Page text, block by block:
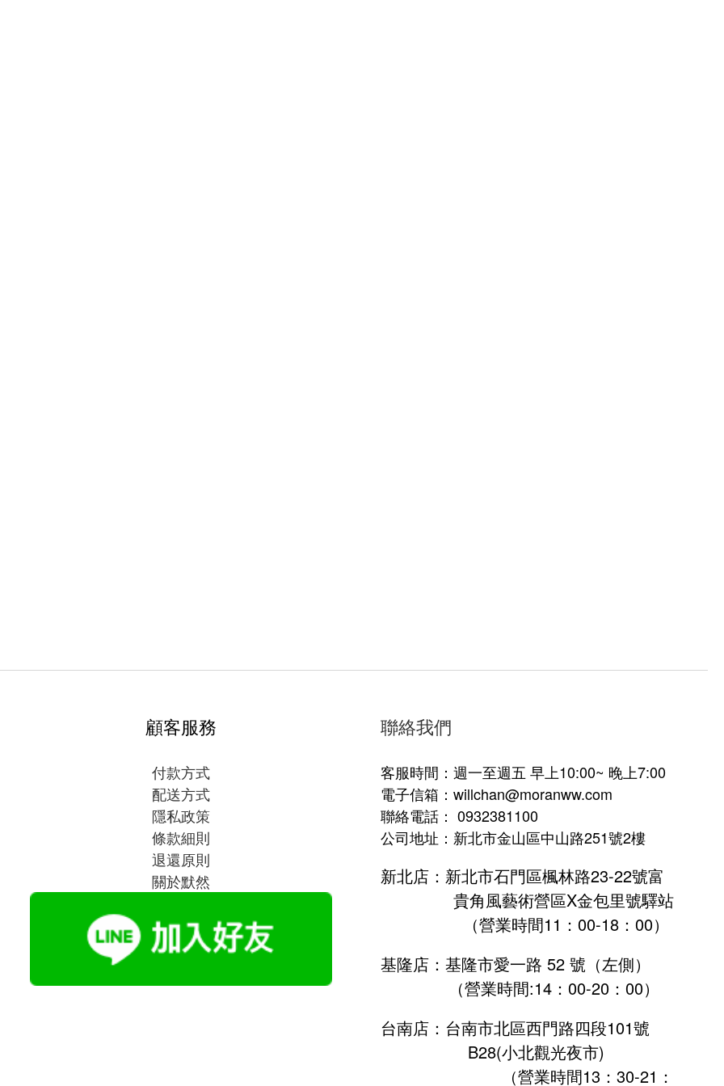
顧客服務
付款方式
配送方式
隱私政策
條款細則
退還原則
關於默然
聯絡我們
客服時間：週一至週五 早上10:00~ 晚上7:00
電子信箱：willchan@moranww.com
聯絡電話： 0932381100
公司地址：新北市金山區中山路251號2樓
新北店：新北市石門區楓林路23-22號富
貴角風藝術營區X金包里號驛站
（營業時間11：00-18：00）
基隆店：基隆市愛一路 52 號（左側）
（營業時間:14：00-20：00）
台南店：台南市北區西門路四段101號
B28(小北觀光夜市)
（營業時間13：30-21：